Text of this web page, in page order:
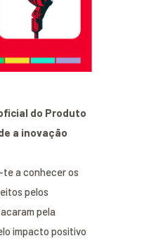
do Produto
a inovação
te a conhecer os
pelos
pela
impacto positivo